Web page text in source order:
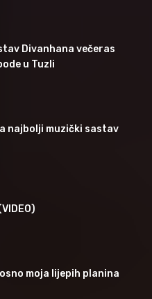
Divanhana večeras
u Tuzli
najbolji muzički sastav
moja lijepih planina